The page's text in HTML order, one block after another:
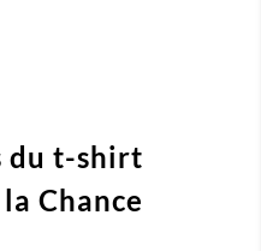
du t-shirt
Chance